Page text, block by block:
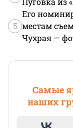
5
Его
местам
Чухрая —
Самые
наших